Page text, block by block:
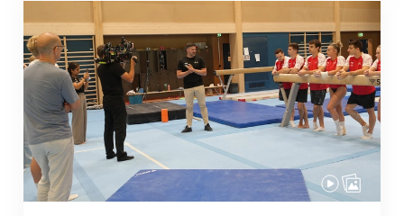
Mit klaren Zielen nach Zagreb